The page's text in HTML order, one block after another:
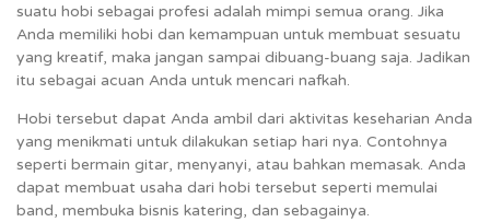
suatu hobi sebagai profesi adalah mimpi semua orang. Jika
Anda memiliki hobi dan kemampuan untuk membuat sesuatu
yang kreatif, maka jangan sampai dibuang-buang saja. Jadikan
itu sebagai acuan Anda untuk mencari nafkah.
Hobi tersebut dapat Anda ambil dari aktivitas keseharian Anda
yang menikmati untuk dilakukan setiap hari nya. Contohnya
seperti bermain gitar, menyanyi, atau bahkan memasak. Anda
dapat membuat usaha dari hobi tersebut seperti memulai
band, membuka bisnis katering, dan sebagainya.